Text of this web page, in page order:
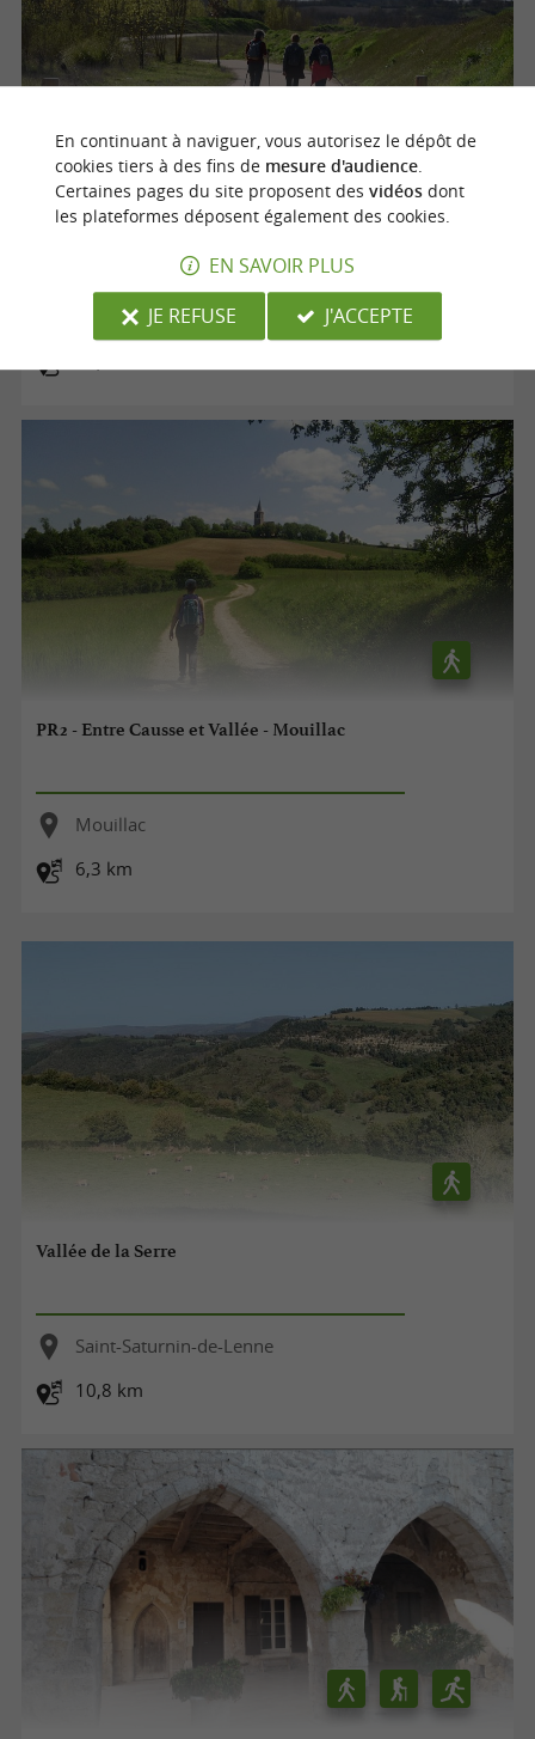
Voie verte "le Chemin des Mineurs"
Cagnac-les-Mines
PR2 - Entre Causse et Vallée - Mouillac
Mouillac
6,3 km
Vallée de la Serre
Saint-Saturnin-de-Lenne
10,8 km
En continuant à naviguer, vous autorisez le dépôt de
cookies tiers à des fins de mesure d'audience.
Certaines pages du site proposent des vidéosdont
les plateformes déposent également des cookies.
EN SAVOIR PLUS
JE REFUSE
J'ACCEPTE